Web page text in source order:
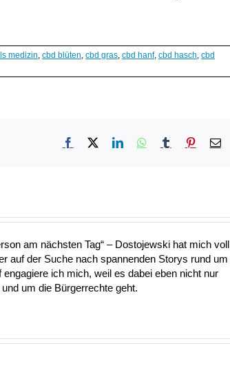
medizin, cbd blüten, cbd gras, cbd hanf, cbd hasch, cbd
Facebook
X LinkedInWhatsApp
TumblrPinterest
E-
am nächsten Tag“ – Dostojewski hat mich voll
auf der Suche nach spannenden Storys rund um
ich mich, weil es dabei eben nicht nur
um die Bürgerrechte geht.